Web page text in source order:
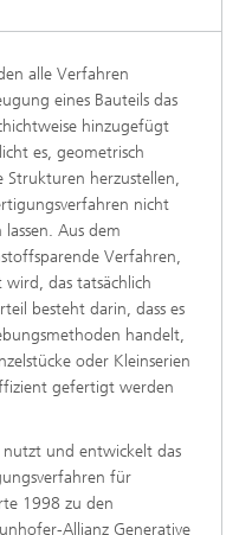
alle Verfahren
eines Bauteils das
hinzugefügt
es, geometrisch
Strukturen herzustellen,
nicht
Aus dem
Verfahren,
das tatsächlich
besteht darin, dass es
handelt,
oder Kleinserien
gefertigt werden
nutzt und entwickelt das
für
1998 zu den
Allianz Generative